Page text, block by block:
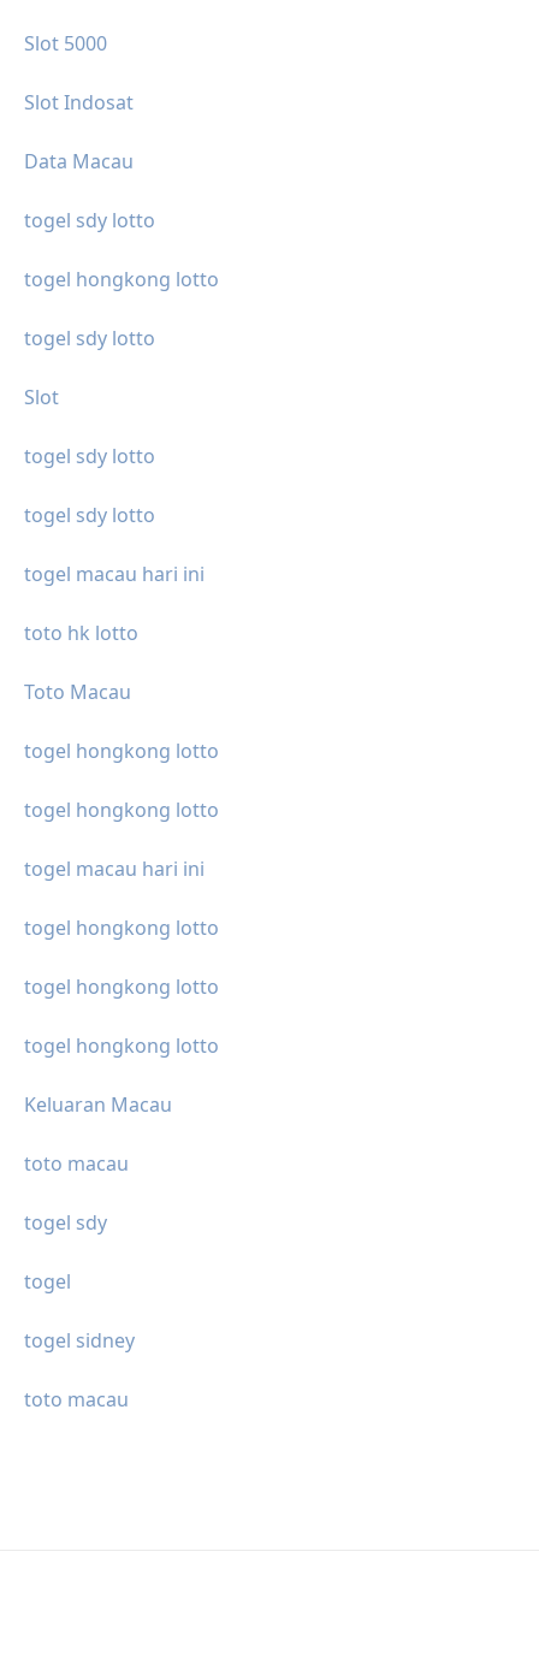
Slot 5000
Slot Indosat
Data Macau
togel sdy lotto
togel hongkong lotto
togel sdy lotto
Slot
togel sdy lotto
togel sdy lotto
togel macau hari ini
toto hk lotto
Toto Macau
togel hongkong lotto
togel hongkong lotto
togel macau hari ini
togel hongkong lotto
togel hongkong lotto
togel hongkong lotto
Keluaran Macau
toto macau
togel sdy
togel
togel sidney
toto macau